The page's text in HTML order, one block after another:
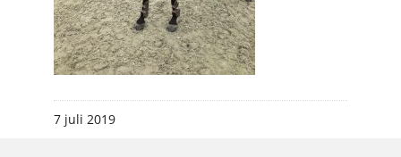
7 juli 2019